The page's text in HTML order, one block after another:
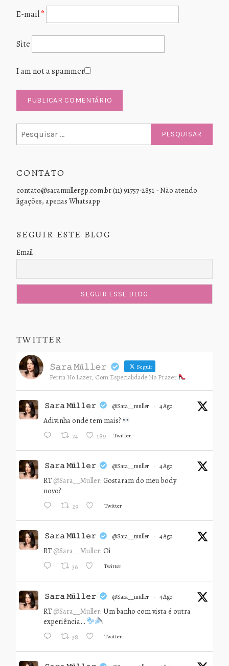
E-mail*
Site
I am not a spammer
por:
CONTATO
contato@saramullergp.com.br (11) 91757-2851 - Não atendo
ligações, apenas Whatsapp
SEGUIR ESTE BLOG
Email
TWITTER
𝚂𝚊𝚛𝚊 𝙼ü𝚕𝚕𝚎𝚛 Seguir
Perita No Lazer, Com Especialidade No Prazer
𝚂𝚊𝚛𝚊 𝙼ü𝚕𝚕𝚎𝚛 @sara__muller · 4 Ago
Adivinha onde tem mais?
24 189 Twitter
𝚂𝚊𝚛𝚊 𝙼ü𝚕𝚕𝚎𝚛 @sara__muller · 4 Ago
RT @Sara__Muller: Gostaram do meu body
novo?
29 Twitter
𝚂𝚊𝚛𝚊 𝙼ü𝚕𝚕𝚎𝚛 @sara__muller · 4 Ago
RT @Sara__Muller: Oi
36 Twitter
𝚂𝚊𝚛𝚊 𝙼ü𝚕𝚕𝚎𝚛 @sara__muller · 4 Ago
RT @Sara__Muller: Um banho com vista é outra
experiência…
38 Twitter